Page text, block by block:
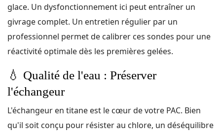
glace. Un dysfonctionnement ici peut entraîner un
givrage complet. Un entretien régulier par un
professionnel permet de calibrer ces sondes pour une
réactivité optimale dès les premières gelées.
💧 Qualité de l'eau : Préserver
l'échangeur
L'échangeur en titane est le cœur de votre PAC. Bien
qu'il soit conçu pour résister au chlore, un déséquilibre